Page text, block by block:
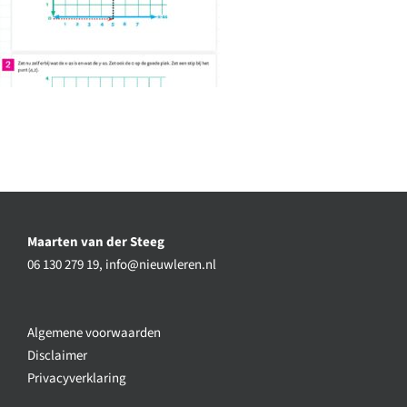
Maarten van der Steeg
06 130 279 19, info@nieuwleren.nl
Algemene voorwaarden
Disclaimer
Privacyverklaring